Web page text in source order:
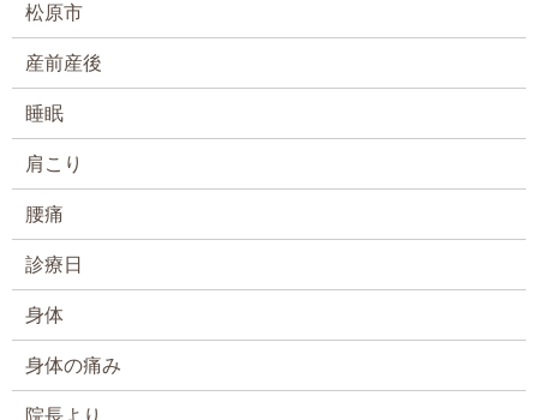
松原市
産前産後
睡眠
肩こり
腰痛
診療日
身体
身体の痛み
院長より